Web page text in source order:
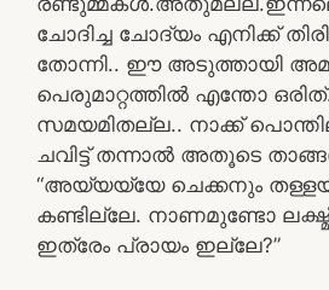
ചോദിച്ച ചോദ്യം എനിക്ക്
തോന്നി.. ഈ അടുത്തായി
പെരുമാറ്റത്തിൽ എന്തോ
സമയമിതല്ല.. നാക്ക്
ചവിട്ട് തന്നാൽ അതൂടെ
“അയ്യയ്യേ ചെക്കനും
കണ്ടില്ലേ. നാണമുണ്ടോ
ഇത്രേം പ്രായം ഇല്ലേ?”